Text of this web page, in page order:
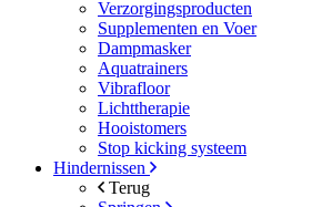
Verzorgingsproducten
Supplementen en Voer
Dampmasker
Aquatrainers
Vibrafloor
Lichttherapie
Hooistomers
Stop kicking systeem
Hindernissen
Terug